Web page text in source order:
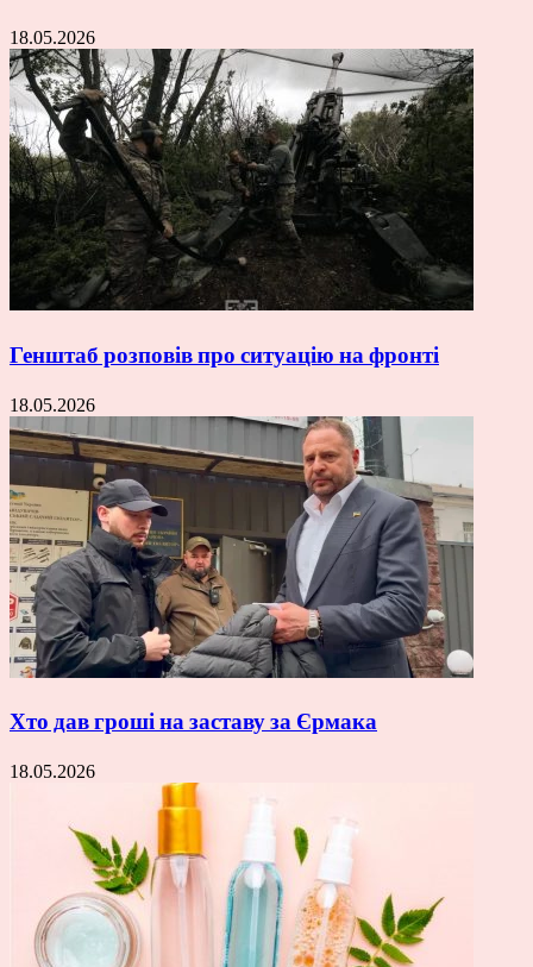
18.05.2026
Генштаб розповів про ситуацію на фронті
18.05.2026
Хто дав гроші на заставу за Єрмака
18.05.2026